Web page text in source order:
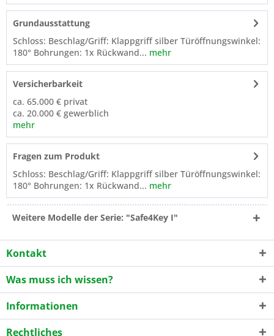
Grundausstattung
Schloss: Beschlag/Griff: Klappgriff silber Türöffnungswinkel:
180° Bohrungen: 1x Rückwand... mehr
Versicherbarkeit
ca. 65.000 € privat
ca. 20.000 € gewerblich
mehr
Fragen zum Produkt
Schloss: Beschlag/Griff: Klappgriff silber Türöffnungswinkel:
180° Bohrungen: 1x Rückwand... mehr
Weitere Modelle der Serie: "Safe4Key I"
Kontakt
Was muss ich wissen?
Informationen
Rechtliches